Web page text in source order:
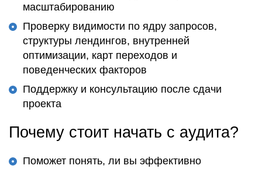
масштабированию
Проверку видимости по ядру запросов,
структуры лендингов, внутренней
оптимизации, карт переходов и
поведенческих факторов
Поддержку и консультацию после сдачи
проекта
Почему стоит начать с аудита?
Поможет понять, ли вы эффективно